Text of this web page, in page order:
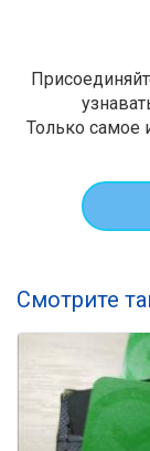
Только самое
Смотрите